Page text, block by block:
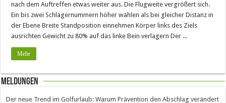
nach dem Auftreffen etwas weiter aus. Die Flugweite vergrößert sich.
Ein bis zwei Schlägernummern höher wählen als bei gleicher Distanz in
der Ebene Breite Standposition einnehmen Körper links des Ziels
ausrichten Gewicht zu 80% auf das linke Bein verlagern Der ...
Mehr
Meldungen
Der neue Trend im Golfurlaub: Warum Prävention den Abschlag verändert